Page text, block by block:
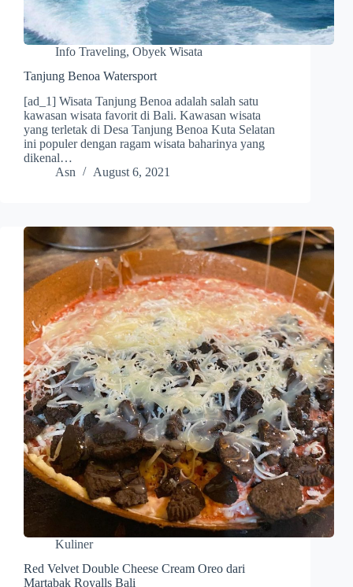
Info Traveling, Obyek Wisata
Tanjung Benoa Watersport
[ad_1] Wisata Tanjung Benoa adalah salah satu
kawasan wisata favorit di Bali. Kawasan wisata
yang terletak di Desa Tanjung Benoa Kuta Selatan
ini populer dengan ragam wisata baharinya yang
dikenal…
Asn
August 6, 2021
Kuliner
Red Velvet Double Cheese Cream Oreo dari
Martabak Royalls Bali